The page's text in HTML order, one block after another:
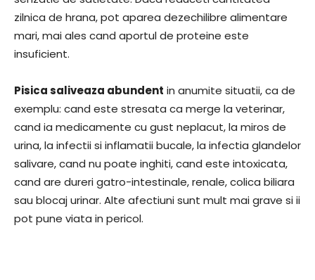
zilnica de hrana, pot aparea dezechilibre alimentare
mari, mai ales cand aportul de proteine este
insuficient.
Pisica saliveaza abundent in anumite situatii, ca de
exemplu: cand este stresata ca merge la veterinar,
cand ia medicamente cu gust neplacut, la miros de
urina, la infectii si inflamatii bucale, la infectia glandelor
salivare, cand nu poate inghiti, cand este intoxicata,
cand are dureri gatro-intestinale, renale, colica biliara
sau blocaj urinar. Alte afectiuni sunt mult mai grave si ii
pot pune viata in pericol.